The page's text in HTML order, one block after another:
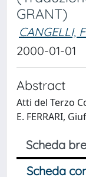
GRANT)
CANGELLI,
2000-01-01
Abstract
Atti del Terzo
E. FERRARI,
Scheda
Scheda